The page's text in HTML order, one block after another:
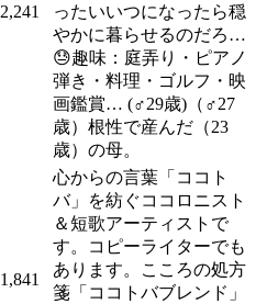
2,241
ったいいつになったら穏
やかに暮らせるのだろ…
😓趣味：庭弄り・ピアノ
弾き・料理・ゴルフ・映
画鑑賞… (♂29歳)（♂27
歳）根性で産んだ（23
歳）の母。
1,841
心からの言葉「ココト
バ」を紡ぐココロニスト
＆短歌アーティストで
す。コピーライターでも
あります。こころの処方
箋「ココトバブレンド」